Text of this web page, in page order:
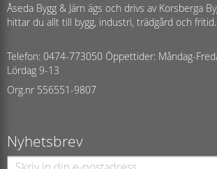
Åseda Bygg & Järn ägs och drivs av Korsberga
hittar du allt till bygg, industri, trädgård och fritid.
Telefon: 0474-773050 Öppettider: Måndag-
Lördag 9-13
Org.nr 556551-9807
Nyhetsbrev